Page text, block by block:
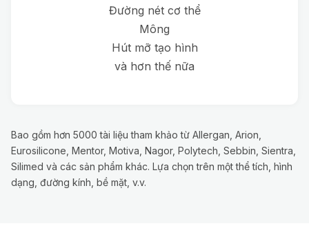
Đường nét cơ thể
Mông
Hút mỡ tạo hình
và hơn thế nữa
Bao gồm hơn 5000 tài liệu tham khảo từ Allergan, Arion,
Eurosilicone, Mentor, Motiva, Nagor, Polytech, Sebbin, Sientra,
Silimed và các sản phẩm khác. Lựa chọn trên một thể tích, hình
dạng, đường kính, bề mặt, v.v.